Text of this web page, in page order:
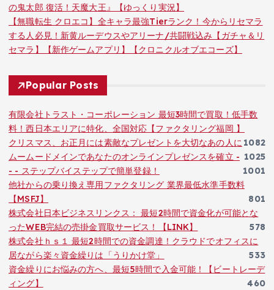
の鬼太郎 復活！天魔大王』【ゆっくり実況】
【無職転生 クロエコ】全キャラ最強Tierランク！今からリセマラ
する人必見！新黄ルーデウスやアリーナ/共闘戦込み【ガチャ＆リ
セマラ】【新作ゲームアプリ】【クロニクルオブエコーズ】
Popular Posts
有限会社トラスト・コーポレーション 最短3時間で買取！低手数
料！西日本エリアに特化、全国対応【ファクタリング福岡 】
1082
クリスマス、お正月には素敵なプレゼントを大切なあの人に
1025
ムームードメインであなたのオンラインプレゼンスを確立 -
- - ステップバイステップで簡単登録！
1001
他社からの乗り換え専用ファクタリング 業界最低水準手数料
【MSFJ】
801
株式会社日本ビジネスリンクス： 最短2時間で資金化が可能とな
ったWEB完結の売掛金買取サービス！【LINK】
578
株式会社ｈｓ１ 最短2時間での資金調達！クラウドでオフィスに
居ながら楽々資金繰りは「うりかけ堂」
533
資金繰りにお悩みの方へ、最短5時間で入金可能！【ビートレーデ
ィング】
460